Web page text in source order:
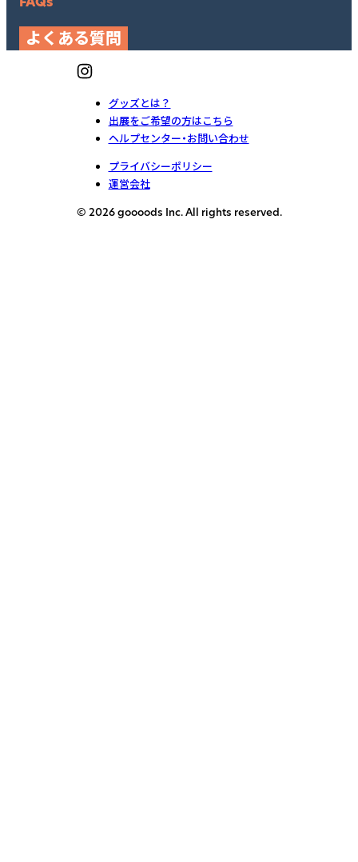
よくある質問
グッズとは？
出展をご希望の方はこちら
ヘルプセンター・お問い合わせ
プライバシーポリシー
運営会社
© 2026 goooods Inc. All rights reserved.